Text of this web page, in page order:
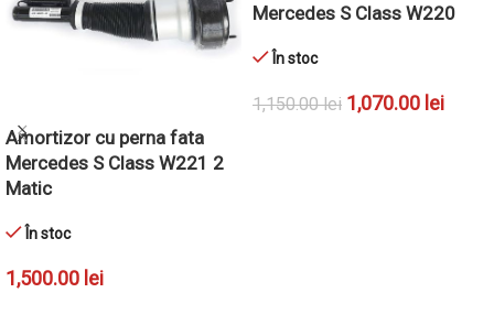
Amortizor cu perna fata
Mercedes S Class W221 2
Matic
În stoc
1,500.00 lei
Mercedes S Class W220
În stoc
1,150.00lei 1,070.00 lei